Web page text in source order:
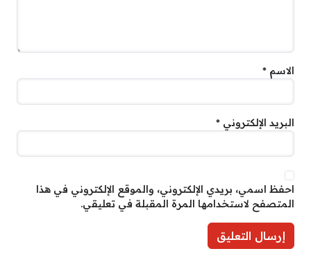
الاسم *
البريد الإلكتروني *
احفظ اسمي، بريدي الإلكتروني، والموقع الإلكتروني في هذا
المتصفح لاستخدامها المرة المقبلة في تعليقي.